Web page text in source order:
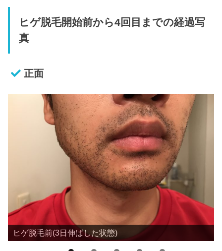
ヒゲ脱毛開始前から4回目までの経過写
真
正面
ヒゲ脱毛前(3日伸ばした状態)